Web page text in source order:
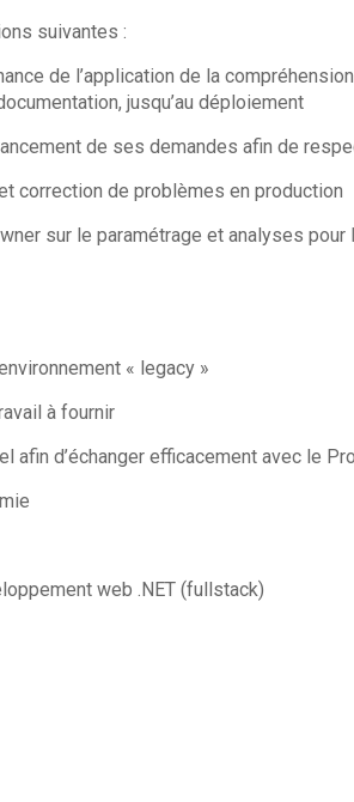
suivantes :
de l’application de la
jusqu’au déploiement
de ses demandes afin de
correction de problèmes en production
sur le paramétrage et analyses pour
« legacy »
à fournir
afin d’échanger efficacement avec le
web .NET (fullstack)